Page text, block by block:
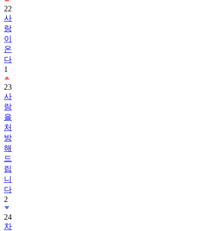
22
사
랑
이
온
다
1
23
사
랑
을
처
방
해
드
립
니
다
2
24
차